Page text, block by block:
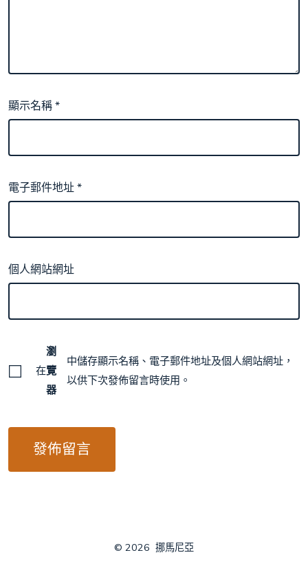
顯示名稱*
電子郵件地址*
個人網站網址
在
瀏
覽
器
中儲存顯示名稱、電子郵件地址及個人網站網址，
以供下次發佈留言時使用。
© 2026 挪馬尼亞